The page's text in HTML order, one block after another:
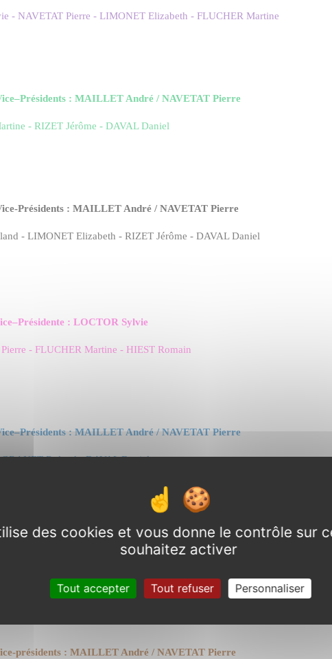
- NAVETAT Pierre - LIMONET Elizabeth - FLUCHER Martine
: MAILLET André / NAVETAT Pierre
- RIZET Jérôme - DAVAL Daniel
Présidents : MAILLET André / NAVETAT Pierre
- LIMONET Elizabeth - RIZET Jérôme - DAVAL Daniel
: LOCTOR Sylvie
- FLUCHER Martine - HIEST Romain
: MAILLET André / NAVETAT Pierre
Roland - DAVAL Daniel
Présidents : MAILLET André / NAVETAT Pierre
- RAMEAU Mélissa - HIEST Romain
présidents : MAILLET André / NAVETAT Pierre
des cookies et vous donne le contrôle sur
souhaitez activer
Tout accepter Tout refuser Personnaliser